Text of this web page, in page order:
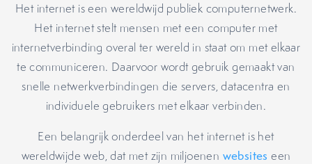
Het internet is een wereldwijd publiek computernetwerk.
Het internet stelt mensen met een computer met
internetverbinding overal ter wereld in staat om met elkaar
te communiceren. Daarvoor wordt gebruik gemaakt van
snelle netwerkverbindingen die servers, datacentra en
individuele gebruikers met elkaar verbinden.
Een belangrijk onderdeel van het internet is het
wereldwijde web, dat met zijn miljoenen websites een